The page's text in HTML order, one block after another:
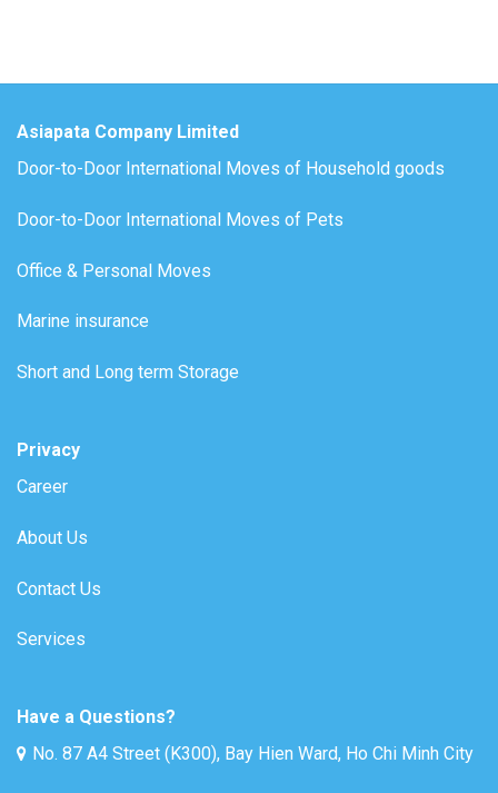
Asiapata Company Limited
Door-to-Door International Moves of Household goods
Door-to-Door International Moves of Pets
Office & Personal Moves
Marine insurance
Short and Long term Storage
Privacy
Career
About Us
Contact Us
Services
Have a Questions?
No. 87 A4 Street (K300), Bay Hien Ward, Ho Chi Minh City